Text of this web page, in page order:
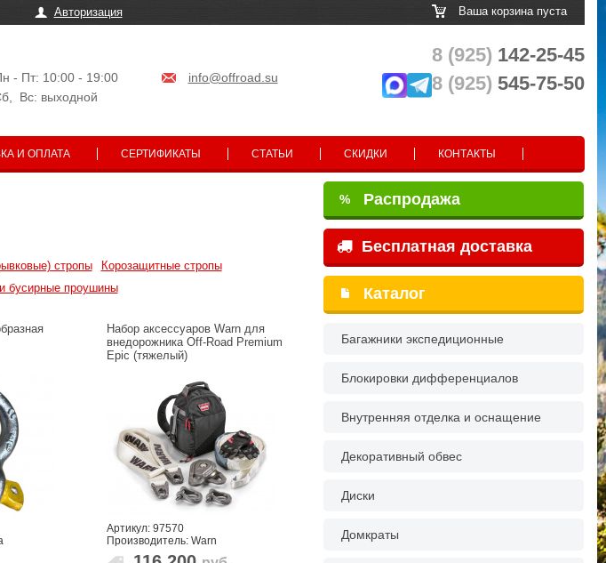
Авторизация Ваша корзина пуста
- Пт: 10:00 - 19:00
info@offroad.su
Вс: выходной
8 (925) 142-25-45
8 (925) 545-75-50
И ОПЛАТА СЕРТИФИКАТЫ СТАТЬИ СКИДКИ КОНТАКТЫ
стропы
Корозащитные стропы
бусирные проушины
Набор аксессуаров Warn для
внедорожника Off-Road Premium
Epic (тяжелый)
Артикул: 97570
Производитель: Warn
% Распродажа
Бесплатная доставка
Каталог
Багажники экспедиционные
Блокировки дифференциалов
Внутренняя отделка и оснащение
Декоративный обвес
Диски
Домкраты